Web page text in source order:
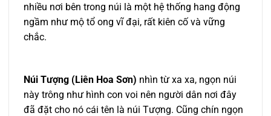
nhiều nơi bên trong núi là một hệ thống hang động
ngầm như mộ tổ ong vĩ đại, rất kiên cố và vững
chắc.
Núi Tượng (Liên Hoa Sơn) nhìn từ xa xa, ngọn núi
này trông như hình con voi nên người dân nơi đây
đã đặt cho nó cái tên là núi Tượng. Cũng chín ngọn